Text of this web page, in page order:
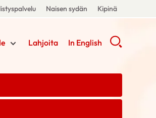
Naisen sydän Kipinä
Lahjoita In English